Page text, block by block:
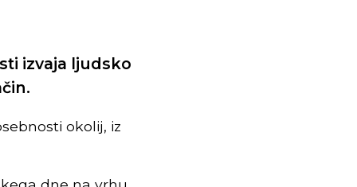
izvaja ljudsko
okolij, iz